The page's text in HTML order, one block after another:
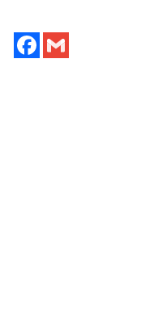
Facebook